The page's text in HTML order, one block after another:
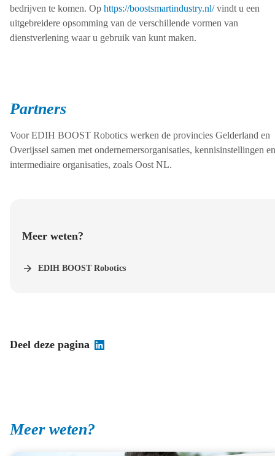
bedrijven te komen. Op https://boostsmartindustry.nl/vindt u een
uitgebreidere opsomming van de verschillende vormen van
dienstverlening waar u gebruik van kunt maken.
Partners
Voor EDIH BOOST Robotics werken de provincies Gelderland en
Overijssel samen met ondernemersorganisaties, kennisinstellingen en
intermediaire organisaties, zoals Oost NL.
Meer weten?
EDIH BOOST Robotics
Deel deze pagina
Meer weten?